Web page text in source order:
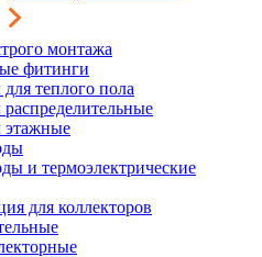
монтажа
фитинги
теплого пола
этажные
и термоэлектрические
для коллекторов